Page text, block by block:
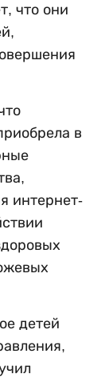
что они
в
интернет-
детей